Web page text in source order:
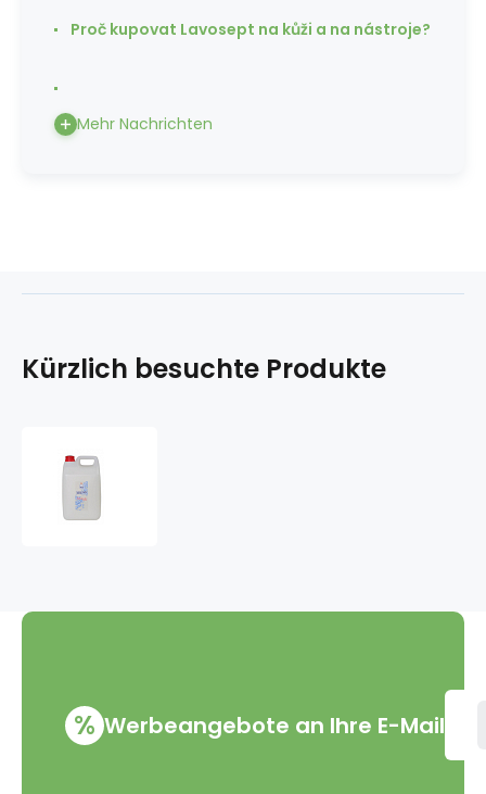
Proč kupovat Lavosept na kůži a na nástroje?
Mehr Nachrichten
Kürzlich besuchte Produkte
l
% Werbeangebote an Ihre E-Mail